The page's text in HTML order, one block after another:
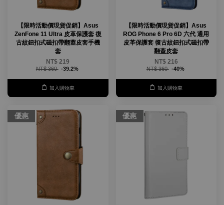
【限時活動價現貨促銷】Asus
ZenFone 11 Ultra 皮革保護套 復
古紋鈕扣式磁扣帶翻蓋皮套手機
套
NT$ 219
NT$ 360 -39.2%
加入購物車
【限時活動價現貨促銷】Asus
ROG Phone 6 Pro 6D 六代 通用
皮革保護套 復古紋鈕扣式磁扣帶
翻蓋皮套
NT$ 216
NT$ 360 -40%
加入購物車
優惠 優惠